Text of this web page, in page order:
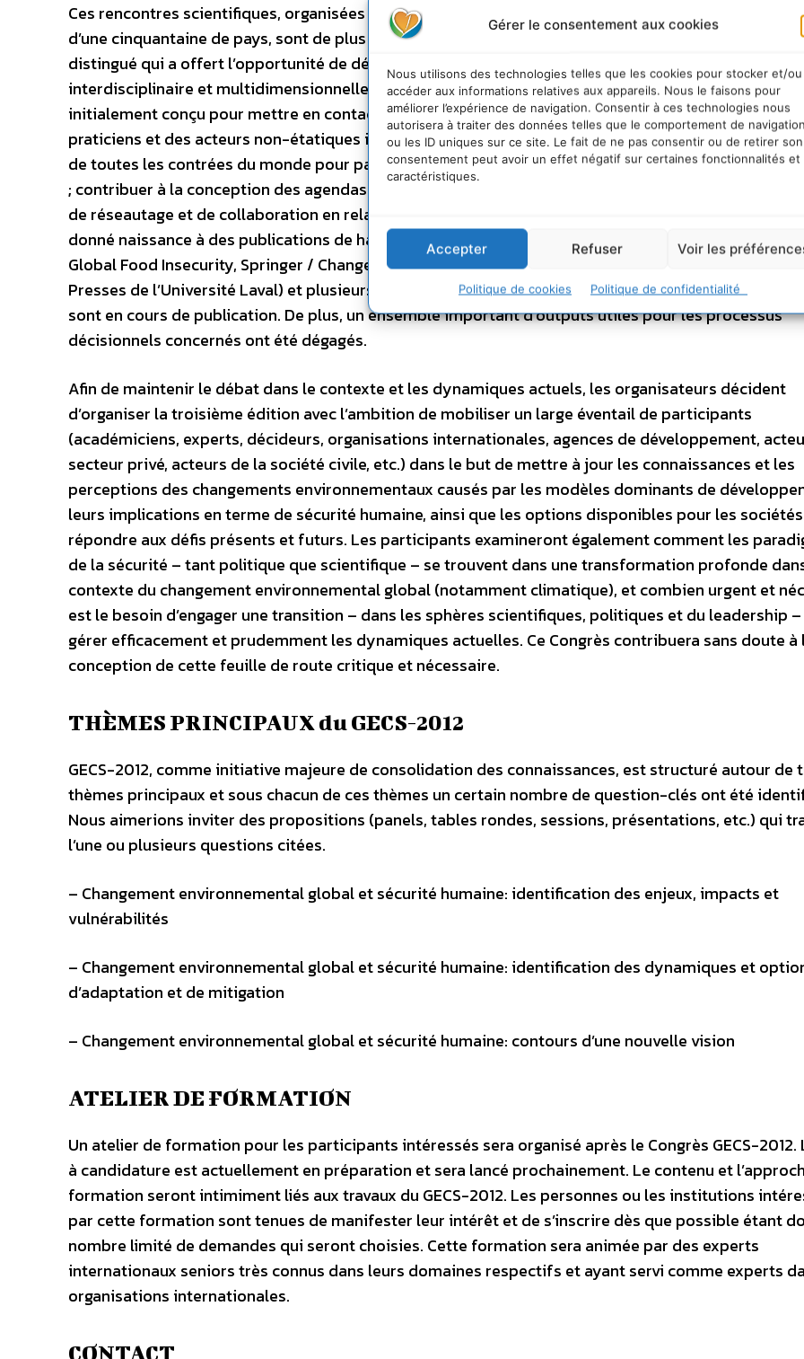
Gérer le consentement aux cookies
Nous utilisons des technologies telles que les cookies pour stocker et/ou
accéder aux informations relatives aux appareils. Nous le faisons pour
améliorer l’expérience de navigation. Consentir à ces technologies nous
autorisera à traiter des données telles que le comportement de navigation
ou les ID uniques sur ce site. Le fait de ne pas consentir ou de retirer son
consentement peut avoir un effet négatif sur certaines fonctionnalités et
caractéristiques.
Accepter Refuser Voir les
Politique de cookies Politique de confidentialité
Ces rencontres scientifiques, organisées au Maroc et impliquant des centaines de participants
d’une cinquantaine de pays, sont de plus en plus reconnues comme un forum multinational
distingué qui a offert l’opportunité de débattre les questions « glocales
» à partir d’une approche
interdisciplinaire et multidimensionnelle et une perspective Nord-Sud et Sud-Sud. Ce forum a été
initialement conçu pour mettre en contact et en réseaux des chercheurs, des experts, des décideurs,
praticiens et des acteurs non-étatiques issus de différents disciplines, institutions, entreprises et
de toutes les contrées du monde pour partager les résultats de la recherche et les expériences
; contribuer à la conception des agendas futurs des politiques et des sciences ; et explorer les
de réseautage et de collaboration en relation avec les débats engagés. La première éditions du
donné naissance à des publications de haute qualité (ex. Sustainable Agricultural Development,
Global Food Insecurity, Springer / Changement climatique, crise énergétique et insécurité alimentaire,
Presses de l’Université Laval) et plusieurs projets d’ouvrages basés sur les travaux de la deuxième
sont en cours de publication. De plus, un ensemble important d’outputs utiles pour les processus
décisionnels concernés ont été dégagés.
Afin de maintenir le débat dans le contexte et les dynamiques actuels, les organisateurs décident
d’organiser la troisième édition avec l’ambition de mobiliser un large éventail de participants
(académiciens, experts, décideurs, organisations internationales, agences de développement,
secteur privé, acteurs de la société civile, etc.) dans le but de mettre à jour les connaissances et les
perceptions des changements environnementaux causés par les modèles dominants de
leurs implications en terme de sécurité humaine, ainsi que les options disponibles pour les
répondre aux défis présents et futurs. Les participants examineront également comment les
de la sécurité – tant politique que scientifique – se trouvent dans une transformation profonde
contexte du changement environnemental global (notamment climatique), et combien urgent et
est le besoin d’engager une transition – dans les sphères scientifiques, politiques et du leadership
gérer efficacement et prudemment les dynamiques actuelles. Ce Congrès contribuera sans doute à
conception de cette feuille de route critique et nécessaire.
THÈMES PRINCIPAUX du GECS-2012
GECS-2012, comme initiative majeure de consolidation des connaissances, est structuré autour de
thèmes principaux et sous chacun de ces thèmes un certain nombre de question-clés ont été
Nous aimerions inviter des propositions (panels, tables rondes, sessions, présentations, etc.) qui
l’une ou plusieurs questions citées.
– Changement environnemental global et sécurité humaine: identification des enjeux, impacts et
vulnérabilités
– Changement environnemental global et sécurité humaine: identification des dynamiques et
d’adaptation et de mitigation
– Changement environnemental global et sécurité humaine: contours d’une nouvelle vision
ATELIER DE FORMATION
Un atelier de formation pour les participants intéressés sera organisé après le Congrès GECS-2012.
à candidature est actuellement en préparation et sera lancé prochainement. Le contenu et
formation seront intimiment liés aux travaux du GECS-2012. Les personnes ou les institutions
par cette formation sont tenues de manifester leur intérêt et de s’inscrire dès que possible étant
nombre limité de demandes qui seront choisies. Cette formation sera animée par des experts
internationaux seniors très connus dans leurs domaines respectifs et ayant servi comme experts
organisations internationales.
CONTACT